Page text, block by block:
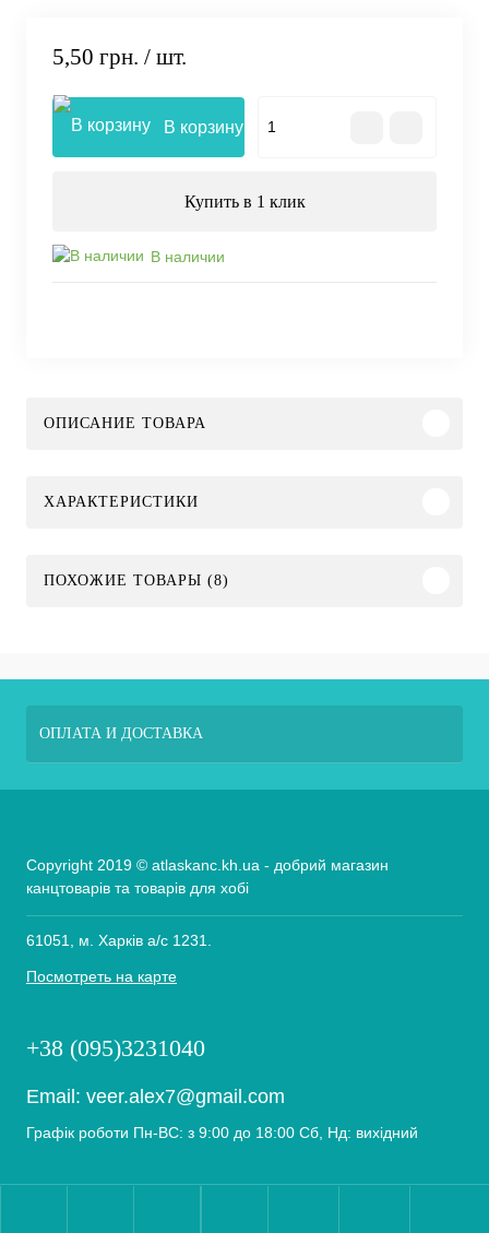
5,50 грн. / шт.
В корзину
Купить в 1 клик
В наличии
ОПИСАНИЕ ТОВАРА
ХАРАКТЕРИСТИКИ
ПОХОЖИЕ ТОВАРЫ (8)
ОПЛАТА И ДОСТАВКА
Copyright 2019 © atlaskanc.kh.ua - добрий магазин
канцтоварів та товарів для хобі
61051, м. Харків а/с 1231.
Посмотреть на карте
+38 (095)3231040
Email: veer.alex7@gmail.com
Графік роботи Пн-ВС: з 9:00 до 18:00 Сб, Нд: вихідний